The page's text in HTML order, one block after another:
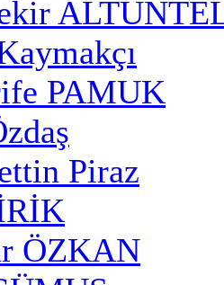
PAMUK
Piraz
ÖZKAN